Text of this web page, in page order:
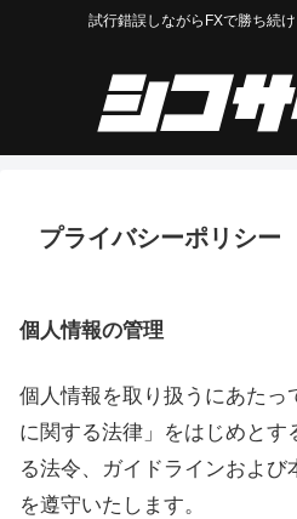
試行錯誤しながらFXで勝ち続
プライバシーポリシー
個人情報の管理
個人情報を取り扱うにあたっ
に関する法律」をはじめとす
る法令、ガイドラインおよび
を遵守いたします。